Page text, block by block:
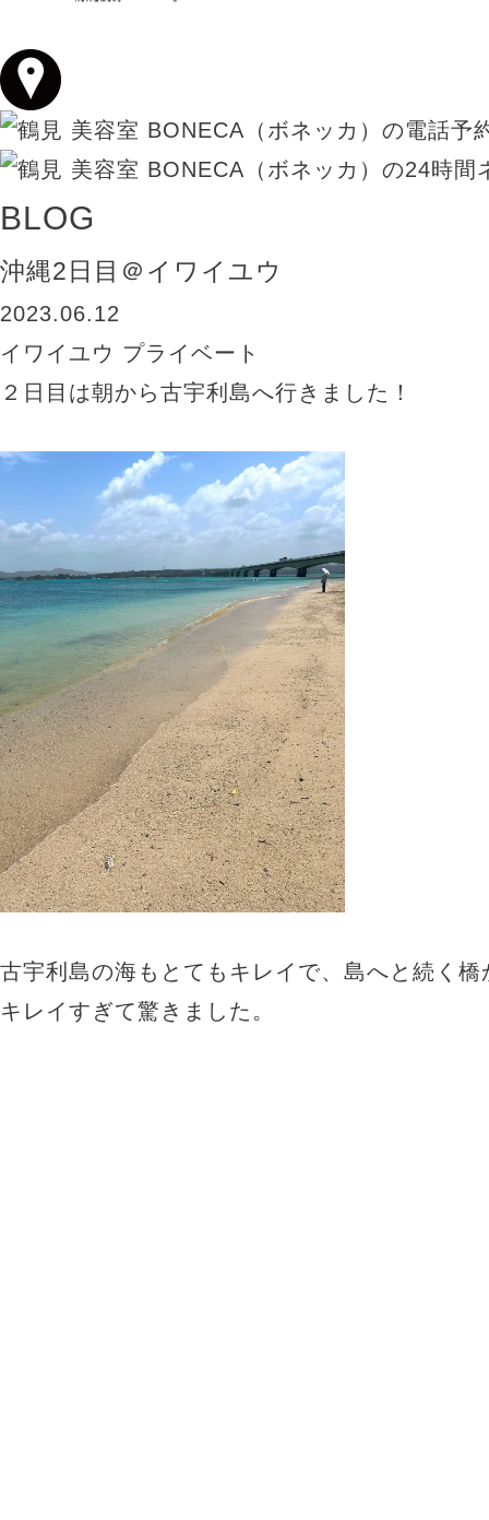
BLOG
沖縄2日目＠イワイユウ
2023.06.12
イワイユウ プライベート
２日目は朝から古宇利島へ行きました！
古宇利島の海もとてもキレイで、島へと続く
キレイすぎて驚きました。